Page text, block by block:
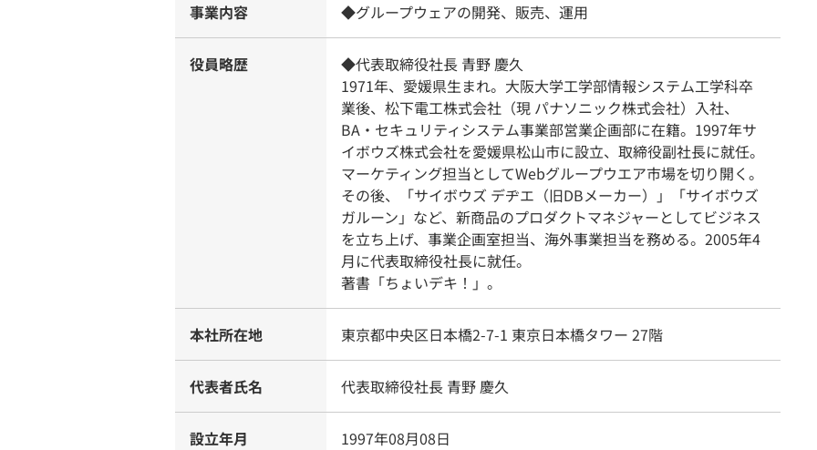
事業内容 ◆グループウェアの開発、販売、運用
役員略歴
◆代表取締役社長 青野 慶久
1971年、愛媛県生まれ。大阪大学工学部情報システム工学科卒
業後、松下電工株式会社（現 パナソニック株式会社）入社、
BA・セキュリティシステム事業部営業企画部に在籍。1997年サ
イボウズ株式会社を愛媛県松山市に設立、取締役副社長に就任。
マーケティング担当としてWebグループウエア市場を切り開く。
その後、「サイボウズ デヂエ（旧DBメーカー）」「サイボウズ
ガルーン」など、新商品のプロダクトマネジャーとしてビジネス
を立ち上げ、事業企画室担当、海外事業担当を務める。2005年4
月に代表取締役社長に就任。
著書「ちょいデキ！」。
本社所在地 東京都中央区日本橋2-7-1 東京日本橋タワー 27階
代表者氏名 代表取締役社長 青野 慶久
設立年月 1997年08月08日